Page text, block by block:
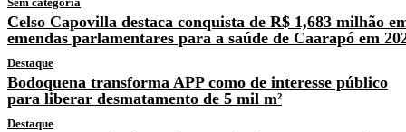
Celso Capovilla destaca conquista de R$ 1,683 milhão
emendas parlamentares para a saúde de Caarapó em
Destaque
Bodoquena transforma APP como de interesse público
para liberar desmatamento de 5 mil m²
Destaque